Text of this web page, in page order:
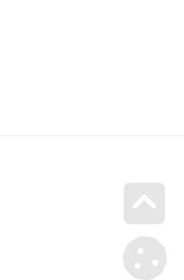
Go